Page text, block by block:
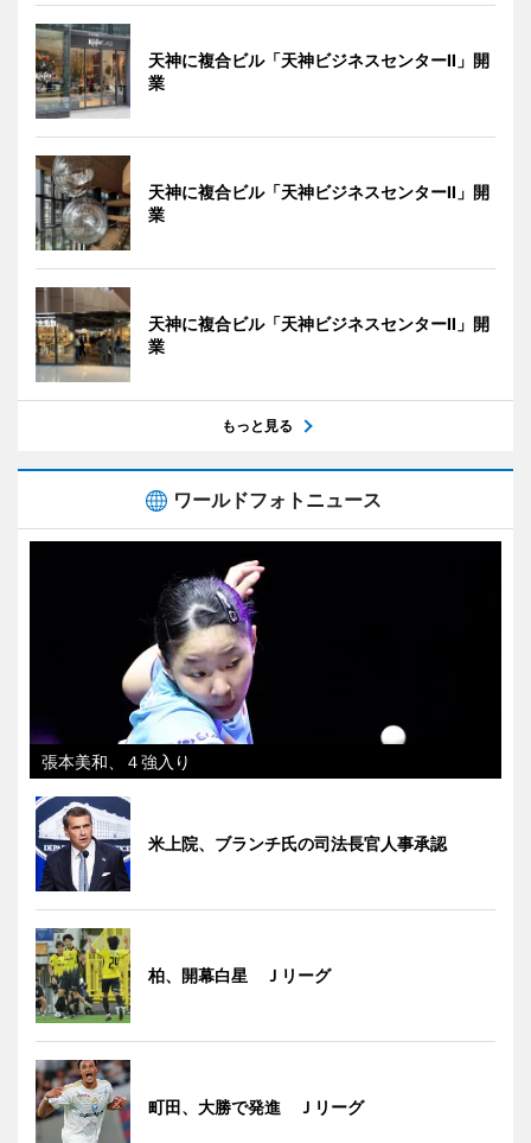
天神に複合ビル「天神ビジネスセンターII」開
業
天神に複合ビル「天神ビジネスセンターII」開
業
天神に複合ビル「天神ビジネスセンターII」開
業
もっと見る
ワールドフォトニュース
張本美和、４強入り
米上院、ブランチ氏の司法長官人事承認
柏、開幕白星 Ｊリーグ
町田、大勝で発進 Ｊリーグ